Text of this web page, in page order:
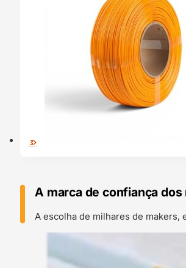
A marca de confiança
A escolha de milhares de makers,